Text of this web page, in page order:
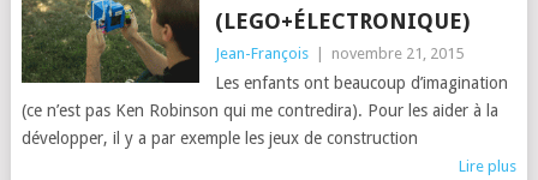
(LEGO+ÉLECTRONIQUE)
Jean-François novembre 21, 2015
Les enfants ont beaucoup d’imagination
(ce n’est pas Ken Robinson qui me contredira). Pour les aider à la
développer, il y a par exemple les jeux de construction
Lire plus